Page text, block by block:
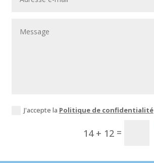
J'accepte la Politique de confidentialité
14 + 12 =